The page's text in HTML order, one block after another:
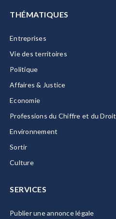
THÉMATIQUES
Entreprises
Vie des territoires
Politique
Affaires & Justice
Economie
Professions du Chiffre et du Droit
Environnement
Sortir
Culture
SERVICES
Publier une annonce légale